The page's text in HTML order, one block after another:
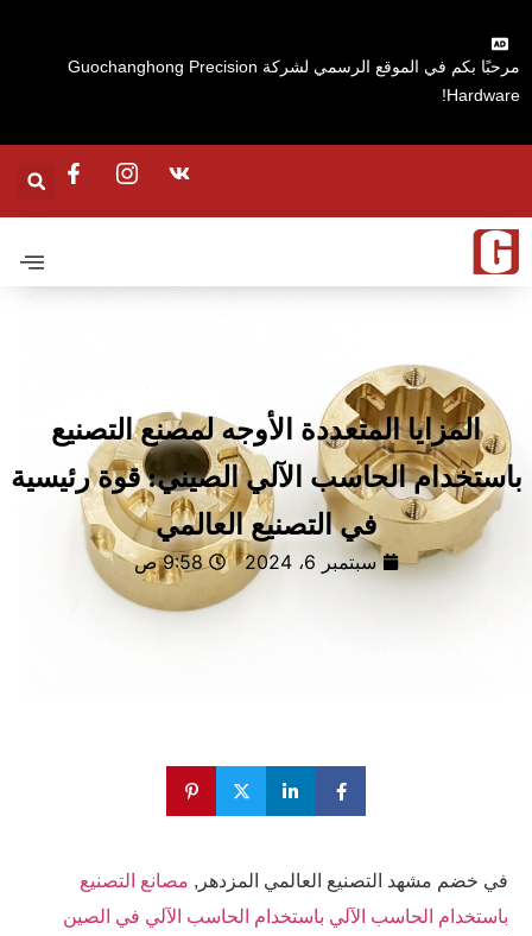
مرحبًا بكم في الموقع الرسمي لشركة Guochanghong Precision
المزايا المتعددة الأوجه لمصنع التصنيع
الحاسب الآلي الصيني: قوة رئيسية
في التصنيع العالمي
سبتمبر 6، 2024 9:58 ص
في خضم مشهد التصنيع العالمي المزدهر,مصانع التصنيع
باستخدام الحاسب الآلي باستخدام الحاسب الآلي في الصين